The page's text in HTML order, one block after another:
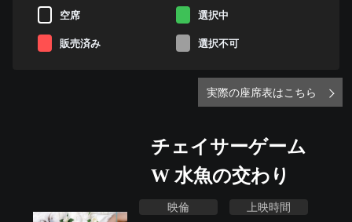
空席 選択中
販売済み 選択不可
実際の座席表はこちら
チェイサーゲーム
W 水魚の交わり
映倫 上映時間